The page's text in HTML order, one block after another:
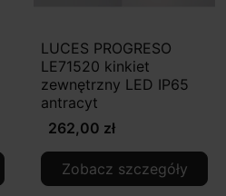
LUCES PROGRESO
LE71520 kinkiet
zewnętrzny LED IP65
antracyt
262,00 zł
Zobacz szczegóły